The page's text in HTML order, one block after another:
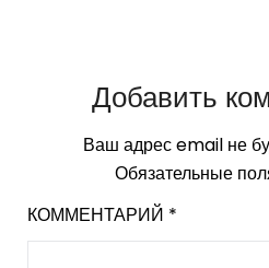
Добавить
Ваш адрес email не
Обязательные
КОММЕНТАРИЙ *